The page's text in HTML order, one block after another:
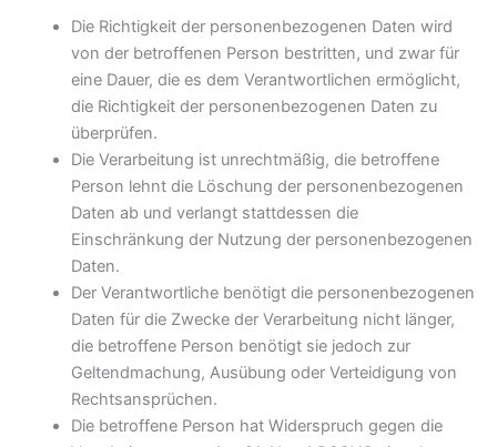
Die Richtigkeit der personenbezogenen Daten wird
von der betroffenen Person bestritten, und zwar für
eine Dauer, die es dem Verantwortlichen ermöglicht,
die Richtigkeit der personenbezogenen Daten zu
überprüfen.
Die Verarbeitung ist unrechtmäßig, die betroffene
Person lehnt die Löschung der personenbezogenen
Daten ab und verlangt stattdessen die
Einschränkung der Nutzung der personenbezogenen
Daten.
Der Verantwortliche benötigt die personenbezogenen
Daten für die Zwecke der Verarbeitung nicht länger,
die betroffene Person benötigt sie jedoch zur
Geltendmachung, Ausübung oder Verteidigung von
Rechtsansprüchen.
Die betroffene Person hat Widerspruch gegen die